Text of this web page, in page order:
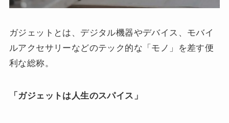
ガジェットとは、デジタル機器やデバイス、モバイ
ルアクセサリーなどのテック的な「モノ」を差す便
利な総称。
「ガジェットは人生のスパイス」